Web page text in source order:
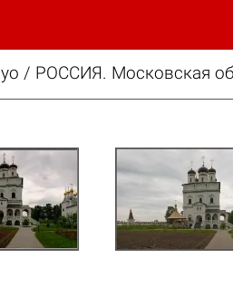
yo / РОССИЯ. Московская